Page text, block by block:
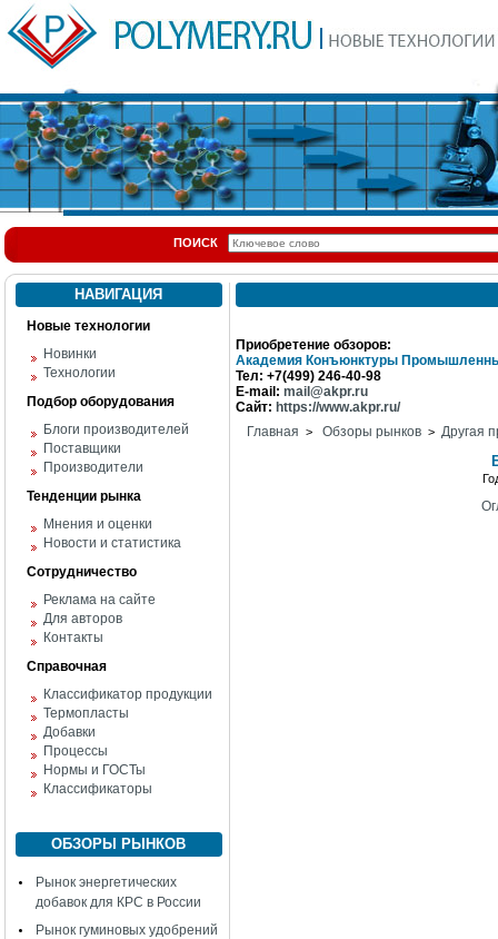
ПОИСК
НАВИГАЦИЯ
Новые технологии
Новинки
Технологии
Подбор оборудования
Блоги производителей
Поставщики
Производители
Тенденции рынка
Мнения и оценки
Новости и статистика
Сотрудничество
Реклама на сайте
Для авторов
Контакты
Справочная
Классификатор продукции
Термопласты
Добавки
Процессы
Нормы и ГОСТы
Классификаторы
ОБЗОРЫ РЫНКОВ
Рынок энергетических
добавок для КРС в России
Рынок гуминовых удобрений
Приобретение обзоров:
Академия Конъюнктуры
Тел: +7(499) 246-40-98
E-mail: mail@akpr.ru
Сайт: https://www.akpr.ru/
Главная > Обзоры рынков > Другая